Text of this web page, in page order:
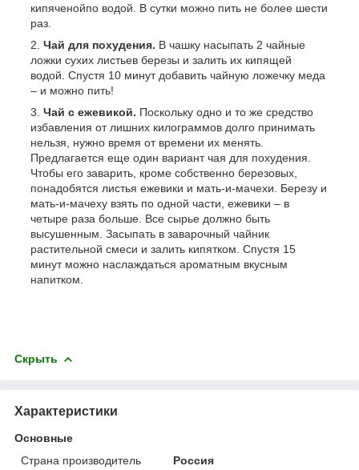
кипяченойпо водой. В сутки можно пить не более шести
раз.
Чай для похудения. В чашку насыпать 2 чайные
ложки сухих листьев березы и залить их кипящей
водой. Спустя 10 минут добавить чайную ложечку меда
– и можно пить!
Чай с ежевикой. Поскольку одно и то же средство
избавления от лишних килограммов долго принимать
нельзя, нужно время от времени их менять.
Предлагается еще один вариант чая для похудения.
Чтобы его заварить, кроме собственно березовых,
понадобятся листья ежевики и мать-и-мачехи. Березу и
мать-и-мачеху взять по одной части, ежевики – в
четыре раза больше. Все сырье должно быть
высушенным. Засыпать в заварочный чайник
растительной смеси и залить кипятком. Спустя 15
минут можно наслаждаться ароматным вкусным
напитком.
Скрыть
Характеристики
Основные
Страна производитель
Россия